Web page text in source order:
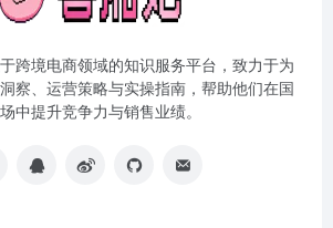
跨境电商领域的知识服务平台，致力于为
察、运营策略与实操指南，帮助他们在国
中提升竞争力与销售业绩。